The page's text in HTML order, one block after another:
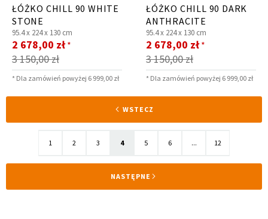
ŁÓŻKO CHILL 90 WHITE
STONE
95.4 x 224 x 130 cm
3 150,00 zł
Cena
promocyjna
2 678,00 zł *
* Dla zamówień powyżej 6 999,00 zł
ŁÓŻKO CHILL 90 DARK
ANTHRACITE
95.4 x 224 x 130 cm
3 150,00 zł
Cena
promocyjna
2 678,00 zł *
* Dla zamówień powyżej 6 999,00 zł
STRONA
WSTECZ
Strona
1 Strona
2 Strona
3 Aktualnie
czytasz
stronę
4 Strona
5 Strona
6 ... Strona
12
STRONA
NASTĘPNE